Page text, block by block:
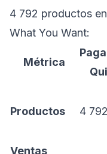
4 792 productos
What You Want:
Métrica
Productos 4 792
Ventas